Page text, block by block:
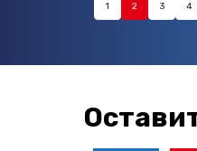
1 2 3 4